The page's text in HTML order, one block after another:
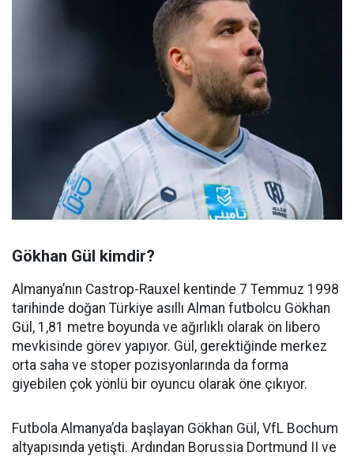
Gökhan Gül kimdir?
Almanya’nın Castrop-Rauxel kentinde 7 Temmuz 1998
tarihinde doğan Türkiye asıllı Alman futbolcu Gökhan
Gül, 1,81 metre boyunda ve ağırlıklı olarak ön libero
mevkisinde görev yapıyor. Gül, gerektiğinde merkez
orta saha ve stoper pozisyonlarında da forma
giyebilen çok yönlü bir oyuncu olarak öne çıkıyor.
Futbola Almanya’da başlayan Gökhan Gül, VfL Bochum
altyapısında yetişti. Ardından Borussia Dortmund II ve